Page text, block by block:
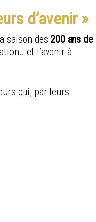
d’avenir »
saison des 200 ans de
et l’avenir à
qui, par leurs